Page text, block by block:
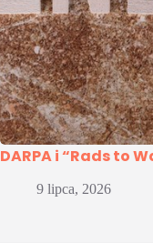
DARPA i “Rads to
9 lipca, 2026